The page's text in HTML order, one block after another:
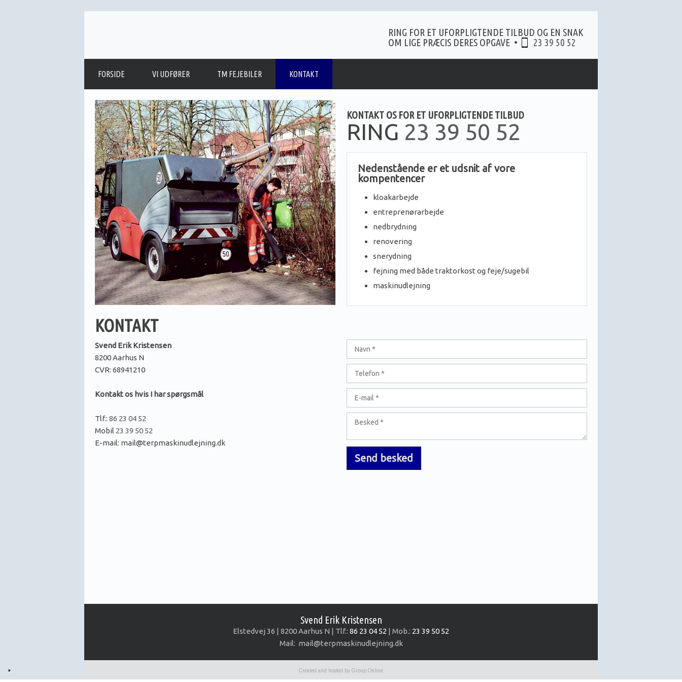
RING FOR ET UFORPLIGTENDE TILBUD OG EN SNAK
OM LIGE PRÆCIS DERES OPGAVE​ •
23 39 50 52
FORSIDE VI UDFØRER TM FEJEBILER KONTAKT
​KONTAKT OS FOR ET UFORPLIGTENDE TILBUD
​RING 23 39 50 52
Nedenstående er et udsnit af vore
kompentencer
kloakarbejde
entreprenørarbejde
nedbrydning
renovering
snerydning
fejning med både traktorkost og feje/sugebil
maskinudlejning
KONTAKT
Svend Erik Kristensen
8200 Aarhus N
CVR: 68941210
​Kontakt os hvis I har spørgsmål
Tlf.:86 23 04 52
Mobil 23 39 50 52
E-mail: mail@terpmaskinudlejning.dk
Svend Erik Kristensen
​Elstedvej 36 | 8200 Aarhus N | Tlf.: 86 23 04 52 | Mob.: 23 39 50 52
Mail: mail@terpmaskinudlejning.dk
Created and hosted by Group Online